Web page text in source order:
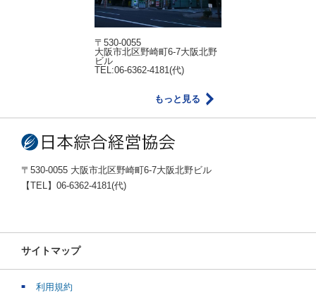
〒530-0055
大阪市北区野崎町6-7大阪北野
ビル
TEL:06-6362-4181(代)
もっと見る
〒530-0055 大阪市北区野崎町6-7大阪北野ビル
【TEL】06-6362-4181(代)
サイトマップ
利用規約